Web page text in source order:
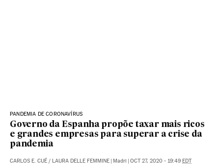
PANDEMIA DE CORONAVÍRUS
Governo da Espanha propõe taxar mais ricos
e grandes empresas para superar a crise da
pandemia
CARLOS E. CUÉ / LAURA DELLE FEMMINE Madri OCT 27, 2020 - 19:49 EDT